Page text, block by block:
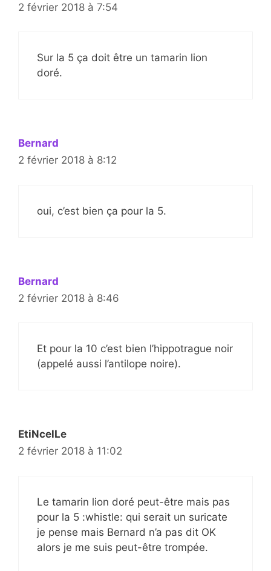
2 février 2018 à 7:54
Sur la 5 ça doit être un tamarin lion
doré.
Bernard
2 février 2018 à 8:12
oui, c’est bien ça pour la 5.
Bernard
2 février 2018 à 8:46
Et pour la 10 c’est bien l’hippotrague noir
(appelé aussi l’antilope noire).
EtiNcelLe
2 février 2018 à 11:02
Le tamarin lion doré peut-être mais pas
pour la 5 :whistle: qui serait un suricate
je pense mais Bernard n’a pas dit OK
alors je me suis peut-être trompée.